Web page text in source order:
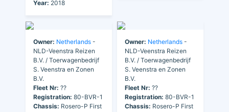
Year: 2018
Owner: Netherlands -
NLD-Veenstra Reizen
B.V. / Toerwagenbedrijf
S. Veenstra en Zonen
B.V.
Fleet Nr: ??
Registration: 80-BVR-1
Chassis: Rosero-P First
Owner: Netherlands -
NLD-Veenstra Reizen
B.V. / Toerwagenbedrijf
S. Veenstra en Zonen
B.V.
Fleet Nr: ??
Registration: 80-BVR-1
Chassis: Rosero-P First